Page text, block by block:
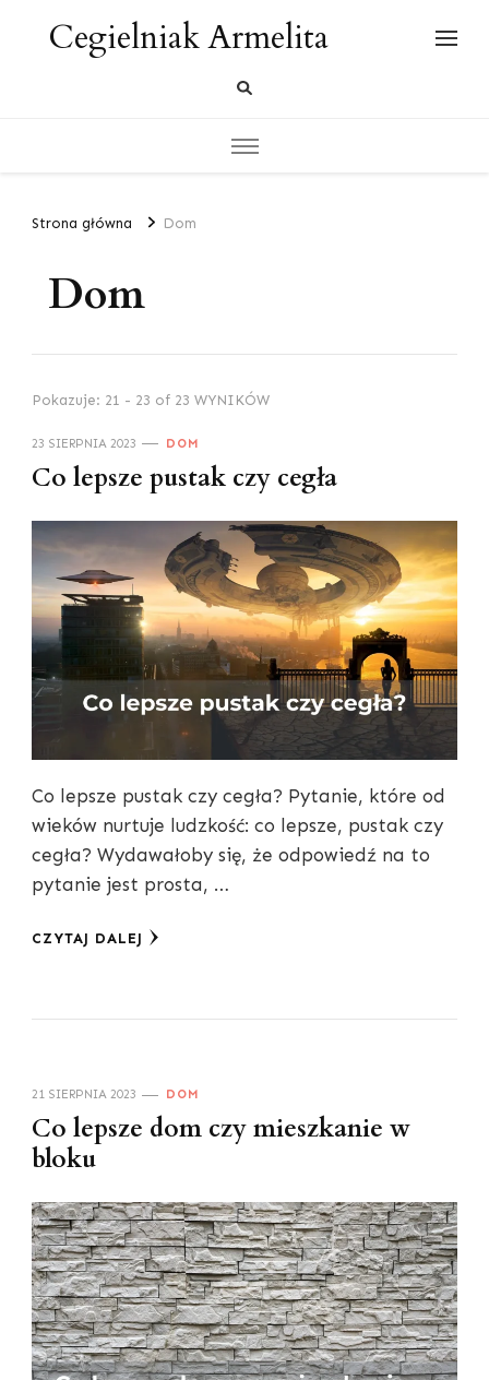
Cegielniak Armelita
Strona główna Dom
Dom
Pokazuje: 21 - 23 of 23 WYNIKÓW
23 SIERPNIA 2023 DOM
Co lepsze pustak czy cegła
Co lepsze pustak czy cegła? Pytanie, które od
wieków nurtuje ludzkość: co lepsze, pustak czy
cegła? Wydawałoby się, że odpowiedź na to
pytanie jest prosta, …
CZYTAJ DALEJ
21 SIERPNIA 2023 DOM
Co lepsze dom czy mieszkanie w
bloku